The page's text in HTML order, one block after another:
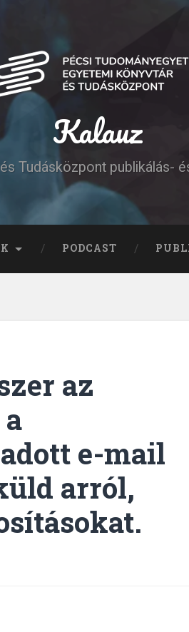
Kalauz
Tudásközpont publikálás-
PODCAST
az
e-mail
arról,